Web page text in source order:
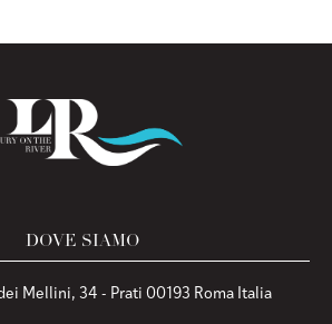
DOVE SIAMO
Mellini, 34 - Prati 00193 Roma Italia